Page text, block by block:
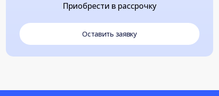
Приобрести в рассрочку
Оставить заявку